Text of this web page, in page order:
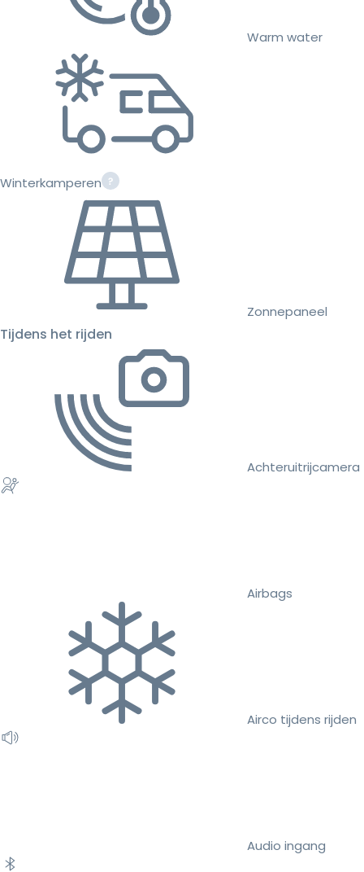
Warm water
Winterkamperen
Zonnepaneel
Tijdens het rijden
Achteruitrijcamera
Airbags
Airco tijdens rijden
Audio ingang